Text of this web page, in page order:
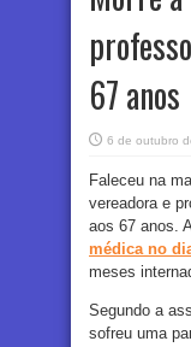
67 anos
6 de outubro
Faleceu na
vereadora e
aos 67 anos.
médica no
meses
Segundo a
sofreu uma